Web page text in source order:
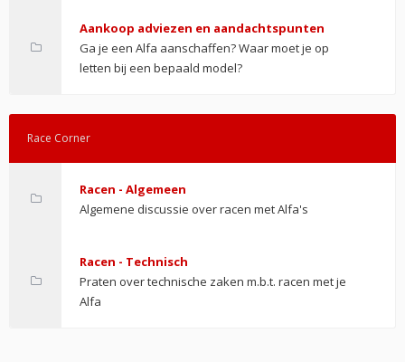
Aankoop adviezen en aandachtspunten
Ga je een Alfa aanschaffen? Waar moet je op
letten bij een bepaald model?
Race Corner
Racen - Algemeen
Algemene discussie over racen met Alfa's
Racen - Technisch
Praten over technische zaken m.b.t. racen met je
Alfa